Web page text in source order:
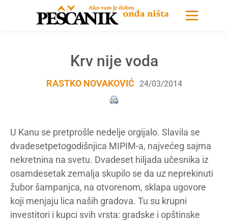
Krv nije voda
RASTKO NOVAKOVIĆ 24/03/2014
U Kanu se pretprošle nedelje orgijalo. Slavila se
dvadesetpetogodišnjica MIPIM-a, najvećeg sajma
nekretnina na svetu. Dvadeset hiljada učesnika iz
osamdesetak zemalja skupilo se da uz neprekinuti
žubor šampanjca, na otvorenom, sklapa ugovore
koji menjaju lica naših gradova. Tu su krupni
investitori i kupci svih vrsta: gradske i opštinske